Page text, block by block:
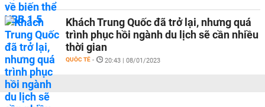
Khách Trung Quốc đã trở lại, nhưng quá
trình phục hồi ngành du lịch sẽ cần nhiều
thời gian
QUỐC TẾ - 20:43 | 08/01/2023